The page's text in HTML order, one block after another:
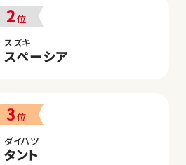
2位
スズキ
スペーシア
3位
ダイハツ
タント